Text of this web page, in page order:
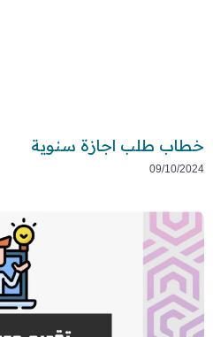
خطاب طلب اجازة سنوية
09/10/2024